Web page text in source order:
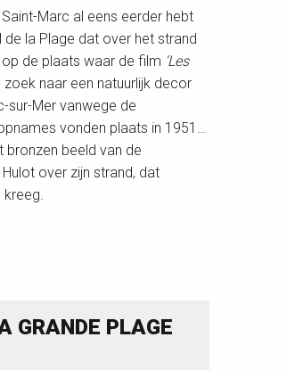
Marc al eens eerder hebt
la Plage dat over het strand
de plaats waar de film ‘Les
naar een natuurlijk decor
sur-Mer vanwege de
vonden plaats in 1951…
bronzen beeld van de
over zijn strand, dat
kreeg.
GRANDE PLAGE